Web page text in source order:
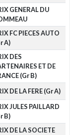
GENERAL DU
FC PIECES AUTO
A)
DES
ET DE
(Gr B)
DE LA FERE (Gr A)
JULES PAILLARD
B)
DE LA SOCIETE